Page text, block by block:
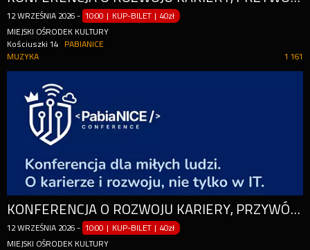
12 WRZEŚNIA 2026 - 10:00 | KUP-BILET |40zł
MIEJSKI OŚRODEK KULTURY
Kościuszki 14
PABIANICE
1 161
MUZYKA
KONFERENCJA O ROZWOJU KARIERY, PRZYWÓDZTWIE, KOMUNIKACJI I KULTURZE PRACY
12 WRZEŚNIA 2026 - 10:00 | KUP-BILET |40zł
MIEJSKI OŚRODEK KULTURY